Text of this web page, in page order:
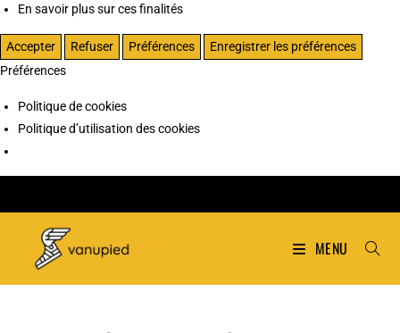
En savoir plus sur ces finalités
Accepter Refuser Préférences
Enregistrer les préférences
Préférences
Politique de cookies
Politique d’utilisation des cookies
MENU